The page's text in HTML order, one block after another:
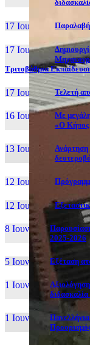
17 Ιουν, 26
17 Ιουν, 26
Τριτοβάθμια
17 Ιουν, 26 Τελετή
16 Ιουν, 26
Με
«Ο Κήπος
13 Ιουν, 26
Ανάρτηση
12 Ιουν, 26
12 Ιουν, 26
8 Ιουν, 26
2025-2026
5 Ιουν, 26 Εξέταση
1 Ιουν, 26
1 Ιουν, 26